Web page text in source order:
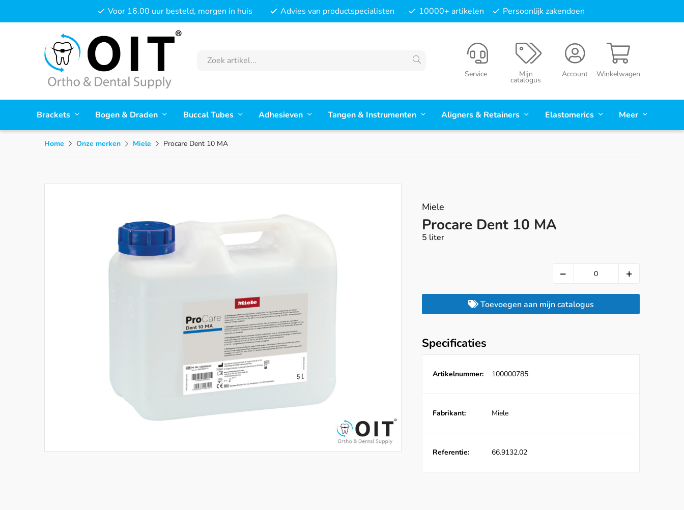
Voor 16.00 uur besteld, morgen in huis Advies van productspecialisten 10000+ artikelen Persoonlijk zakendoen
Winkelwagen
Account
Mijn
catalogus
Service
Brackets Bogen & Draden Buccal Tubes Adhesieven Tangen & Instrumenten Aligners & Retainers Elastomerics Meer
Home Onze merken Miele Procare Dent 10 MA
Miele
Procare Dent 10 MA
5 liter
Toevoegen aan mijn catalogus
Specificaties
Artikelnummer: 100000785
Fabrikant: Miele
Referentie: 66.9132.02